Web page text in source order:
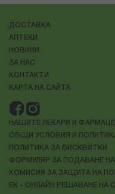
ДОСТАВКА
АПТЕКИ
НОВИНИ
ЗА НАС
КОНТАКТИ
КАРТА НА САЙТА
НАШИТЕ ЛЕКАРИ И
ОБЩИ УСЛОВИЯ И
ПОЛИТИКА ЗА БИСКВИТКИ
ФОРМУЛЯР ЗА ПОДАВАНЕ
КОМИСИЯ ЗА ЗАЩИТА НА
ЕК - ОНЛАЙН РЕШАВАНЕ НА